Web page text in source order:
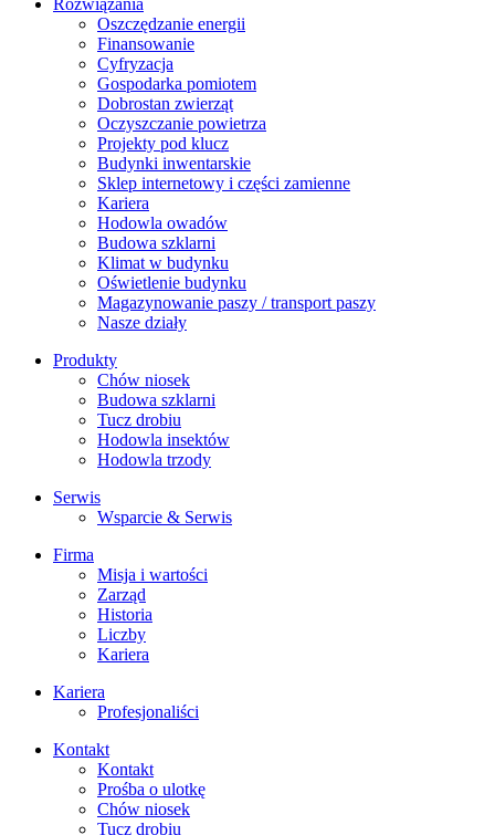
Rozwiązania
​Oszczędzanie energii
Finansowanie
Cyfryzacja
Gospodarka pomiotem
Dobrostan zwierząt
Oczyszczanie powietrza
Projekty pod klucz
Budynki inwentarskie
Sklep internetowy i części zamienne
Kariera
Hodowla owadów
Budowa szklarni
Klimat w budynku
Oświetlenie budynku
Magazynowanie paszy / transport paszy
Nasze działy
Produkty
Chów niosek
Budowa szklarni
Tucz drobiu
Hodowla insektów
Hodowla trzody
Serwis
Wsparcie & Serwis
Firma
Misja i wartości
Zarząd
Historia
Liczby
Kariera
Kariera
Profesjonaliści
Kontakt
Kontakt
Prośba o ulotkę
Chów niosek
Tucz drobiu